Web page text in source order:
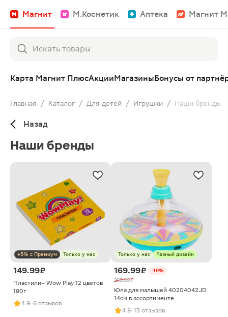
Магнит М.Косметик Аптека Магнит
Карта Магнит ПлюсАкцииМагазиныБонусы от
Главная / Каталог / Для детей / Игрушки / Наши бренды
Назад
Наши бренды
+5% с Премиум Только у нас
149.99 ₽
Пластилин Wow Play 12 цветов
180г
4.9· 6 отзывов
Только у нас Разный дизайн
169.99 ₽
-19%
209.99 ₽
Юла для малышей 40204042JD
14см в ассортименте
4.8· 13 отзывов